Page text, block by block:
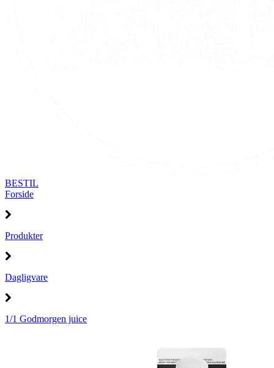
BESTIL
Forside
Produkter
Dagligvare
1/1 Godmorgen juice